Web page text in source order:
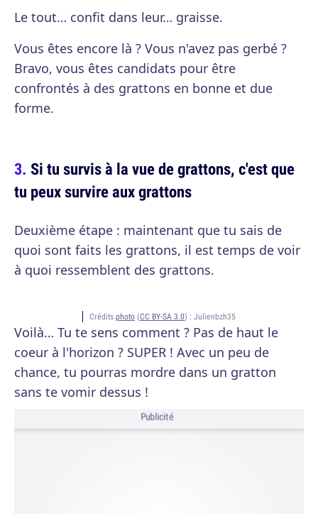
Le tout… confit dans leur… graisse.
Vous êtes encore là ? Vous n'avez pas gerbé ?
Bravo, vous êtes candidats pour être
confrontés à des grattons en bonne et due
forme.
Si tu survis à la vue de grattons, c'est que
tu peux survire aux grattons
Deuxième étape : maintenant que tu sais de
quoi sont faits les grattons, il est temps de voir
à quoi ressemblent des grattons.
Crédits photo (CC BY-SA 3.0) : Julienbzh35
Voilà… Tu te sens comment ? Pas de haut le
coeur à l'horizon ? SUPER ! Avec un peu de
chance, tu pourras mordre dans un gratton
sans te vomir dessus !
Publicité